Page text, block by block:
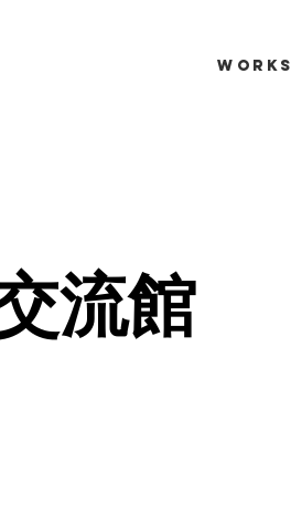
WORKS
流館